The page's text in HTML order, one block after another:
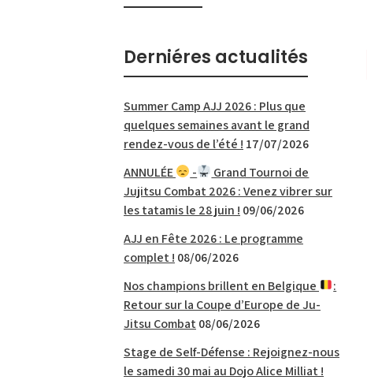
Derniéres actualités
Summer Camp AJJ 2026 : Plus que
quelques semaines avant le grand
rendez-vous de l’été ! 17/07/2026
ANNULÉE
-
Grand Tournoi de
Jujitsu Combat 2026 : Venez vibrer sur
les tatamis le 28 juin ! 09/06/2026
AJJ en Fête 2026 : Le programme
complet ! 08/06/2026
Nos champions brillent en Belgique
:
Retour sur la Coupe d’Europe de Ju-
Jitsu Combat 08/06/2026
Stage de Self-Défense : Rejoignez-nous
le samedi 30 mai au Dojo Alice Milliat !